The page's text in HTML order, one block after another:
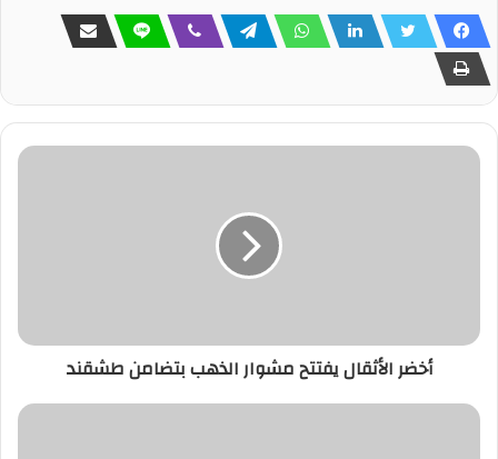
أخضر الأثقال يفتتح مشوار الذهب بتضامن طشقند